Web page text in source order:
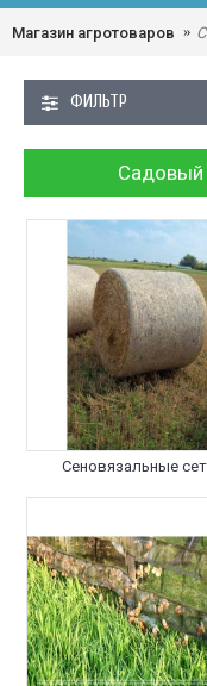
Магазин агротоваров
ФИЛЬТР
Садовый
Сеновязальные